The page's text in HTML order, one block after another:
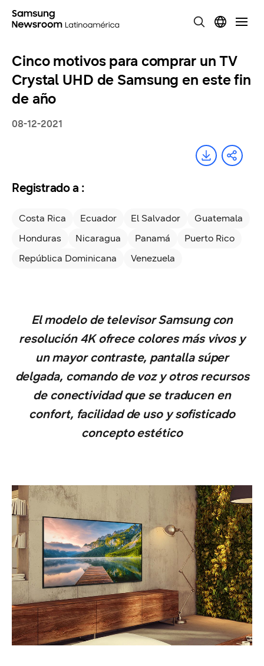
Cinco motivos para comprar un TV
Crystal UHD de Samsung en este fin
de año
08-12-2021
Registrado a :
Costa Rica Ecuador El Salvador
Guatemala
Honduras
Nicaragua Panamá
Puerto Rico
República Dominicana
Venezuela
El modelo de televisor Samsung con
resolución 4K ofrece colores más vivos y
un mayor contraste, pantalla súper
delgada, comando de voz y otros recursos
de conectividad que se traducen en
confort, facilidad de uso y sofisticado
concepto estético